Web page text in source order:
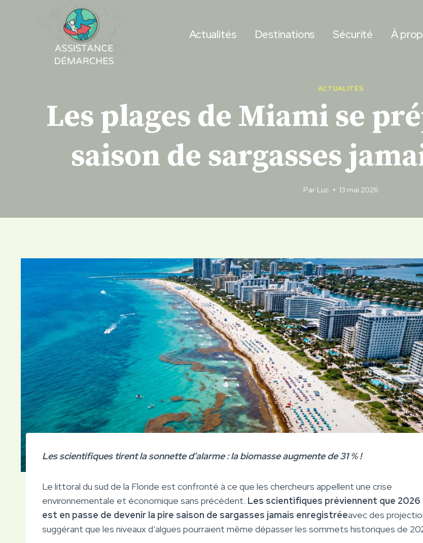
Actualités Destinations Sécurité À
ACTUALITÉS
Les plages de Miami se
saison de sargasses
Par Luc 13 mai 2026
Les scientifiques tirent la sonnette d’alarme : la biomasse augmente de 31 % !
Le littoral du sud de la Floride est confronté à ce que les chercheurs appellent une crise
environnementale et économique sans précédent. Les scientifiques préviennent que 2026
est en passe de devenir la pire saison de sargasses jamais enregistréeavec des
suggérant que les niveaux d’algues pourraient même dépasser les sommets historiques de